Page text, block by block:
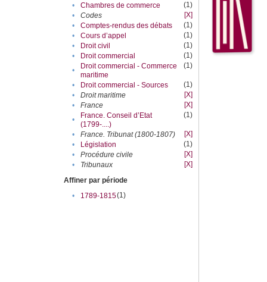
•
Chambres de commerce
(1)
•
Codes
[X]
•
Comptes-rendus des débats
(1)
•
Cours d’appel
(1)
•
Droit civil
(1)
•
Droit commercial
(1)
•
Droit commercial - Commerce
maritime
(1)
• Droit commercial - Sources
(1)
•
Droit maritime
[X]
•
France
[X]
•
France. Conseil d’Etat
(1799-....)
(1)
• France. Tribunat (1800-1807)
[X]
•
Législation
(1)
•
Procédure civile
[X]
•
Tribunaux
[X]
Affiner par période
•
1789-1815(1)